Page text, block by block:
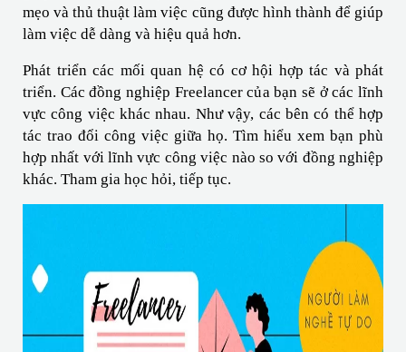
mẹo và thủ thuật làm việc cũng được hình thành để giúp
làm việc dễ dàng và hiệu quả hơn.
Phát triển các mối quan hệ có cơ hội hợp tác và phát
triển. Các đồng nghiệp Freelancer của bạn sẽ ở các lĩnh
vực công việc khác nhau. Như vậy, các bên có thể hợp
tác trao đổi công việc giữa họ. Tìm hiểu xem bạn phù
hợp nhất với lĩnh vực công việc nào so với đồng nghiệp
khác. Tham gia học hỏi, tiếp tục.